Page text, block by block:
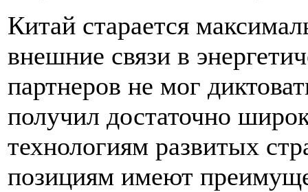
Китай старается
внешние связи в
партнеров не мог
получил достаточно
технологиям развитых
позициям имеют